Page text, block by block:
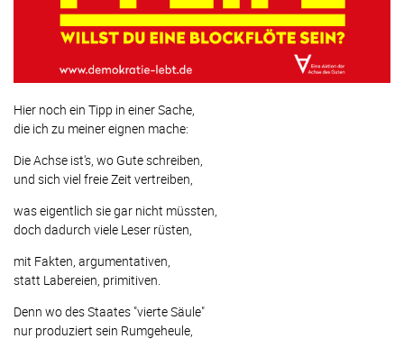
Hier noch ein Tipp in einer Sache,
die ich zu meiner eignen mache:
Die Achse ist's, wo Gute schreiben,
und sich viel freie Zeit vertreiben,
was eigentlich sie gar nicht müssten,
doch dadurch viele Leser rüsten,
mit Fakten, argumentativen,
statt Labereien, primitiven.
Denn wo des Staates "vierte Säule"
nur produziert sein Rumgeheule,